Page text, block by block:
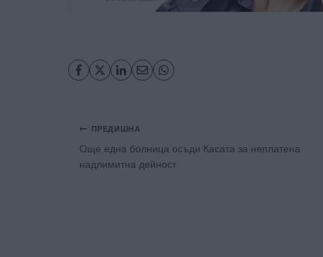
Навигация
ПРЕДИШНА
Още една болница осъди Касата за неплатена
надлимитна дейност